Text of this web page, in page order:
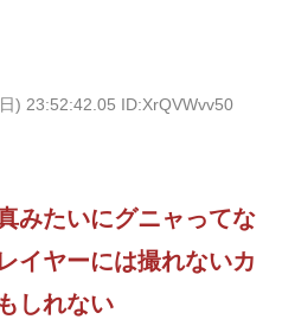
) 23:52:42.05 ID:XrQVWvv50
みたいにグニャってな
イヤーには撮れないカ
しれない